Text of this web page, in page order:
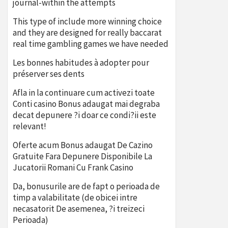
journal-within the attempts
This type of include more winning choice
and they are designed for really baccarat
real time gambling games we have needed
Les bonnes habitudes à adopter pour
préserver ses dents
Afla in la continuare cum activezi toate
Conti casino Bonus adaugat mai degraba
decat depunere ?i doar ce condi?ii este
relevant!
Oferte acum Bonus adaugat De Cazino
Gratuite Fara Depunere Disponibile La
Jucatorii Romani Cu Frank Casino
Da, bonusurile are de fapt o perioada de
timp a valabilitate (de obicei intre
necasatorit De asemenea, ?i treizeci
Perioada)